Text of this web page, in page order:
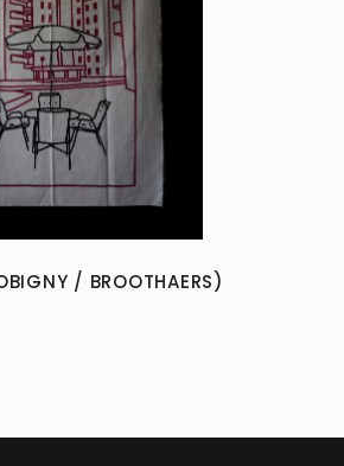
/ BROOTHAERS)